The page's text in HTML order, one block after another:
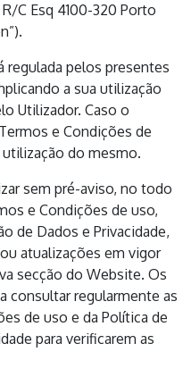
C Esq 4100-320 Porto
regulada pelos presentes
a sua utilização
Utilizador. Caso o
e Condições de
do mesmo.
sem pré-aviso, no todo
e Condições de uso,
de Dados e Privacidade,
atualizações em vigor
secção do Website. Os
consultar regularmente as
de uso e da Política de
para verificarem as